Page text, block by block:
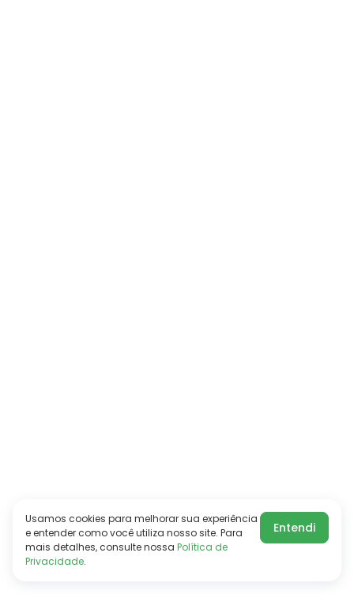
Usamos cookies para melhorar sua experiência
e entender como você utiliza nosso site. Para
mais detalhes, consulte nossa Política de
Privacidade.
Entendi